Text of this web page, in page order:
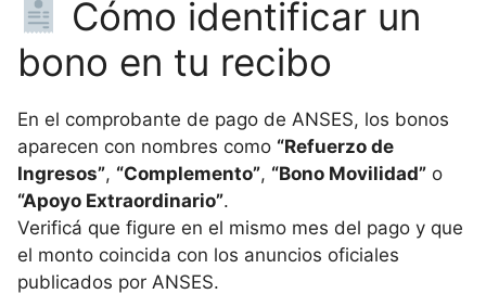
Cómo identificar un
bono en tu recibo
En el comprobante de pago de ANSES, los bonos
aparecen con nombres como “Refuerzo de
Ingresos”, “Complemento”, “Bono Movilidad” o
“Apoyo Extraordinario”.
Verificá que figure en el mismo mes del pago y que
el monto coincida con los anuncios oficiales
publicados por ANSES.